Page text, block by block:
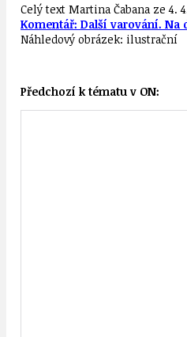
Celý text Martina Čabana ze 4.
Komentář: Další varování. Na
Náhledový obrázek: ilustrační
Předchozí k tématu v ON: